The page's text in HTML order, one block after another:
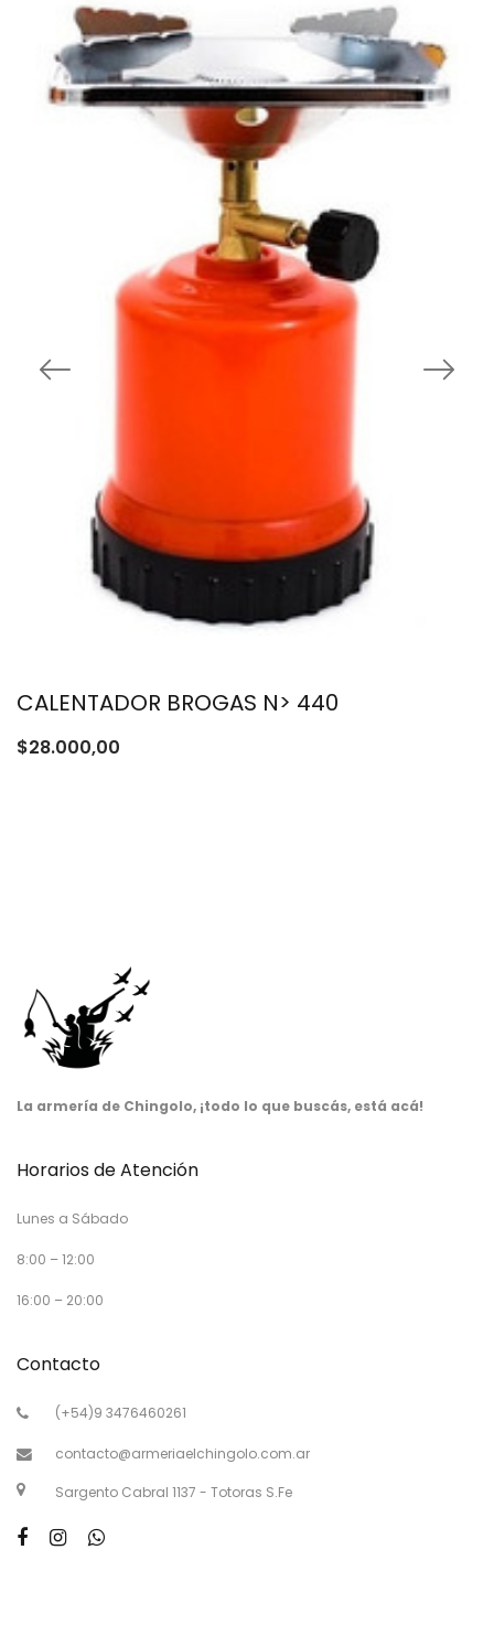
CALENTADOR BROGAS N> 440
$28.000,00
La armería de Chingolo, ¡todo lo que buscás, está acá!
Horarios de Atención
Lunes a Sábado
8:00 – 12:00
16:00 – 20:00
Contacto
(+54)9 3476460261
contacto@armeriaelchingolo.com.ar
Sargento Cabral 1137 - Totoras S.Fe